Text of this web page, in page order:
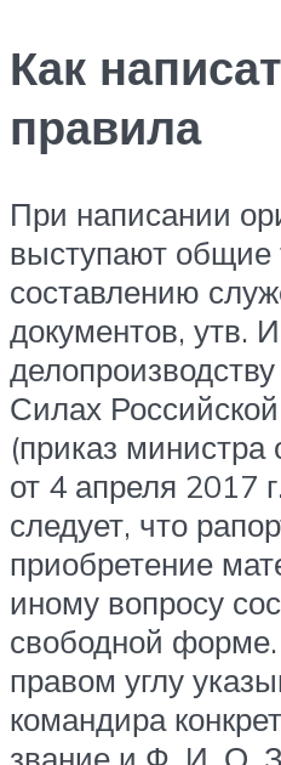
Как
правила
При написании
выступают общие
составлению
документов, утв.
Силах
(приказ
от 4 апреля 2017
следует, что
приобретение
иному вопросу
свободной
правом углу
командира